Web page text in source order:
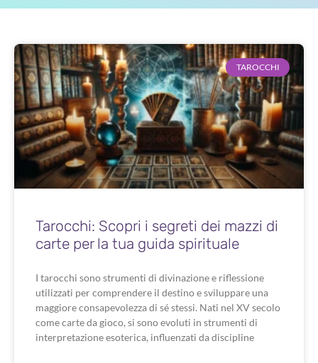
TAROCCHI
Tarocchi: Scopri i segreti dei mazzi di
carte per la tua guida spirituale
I tarocchi sono strumenti di divinazione e riflessione
utilizzati per comprendere il destino e sviluppare una
maggiore consapevolezza di sé stessi. Nati nel XV secolo
come carte da gioco, si sono evoluti in strumenti di
interpretazione esoterica, influenzati da discipline